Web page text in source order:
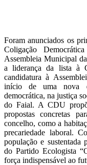
Foram anunciados os
Coligação
Assembleia Municipal
a liderança da lista à
candidatura à
início de uma nova
democrática, na justiça
do Faial. A CDU
propostas concretas
concelho, como a
precariedade laboral.
população e sustentada
do Partido Ecologista
força indispensável ao